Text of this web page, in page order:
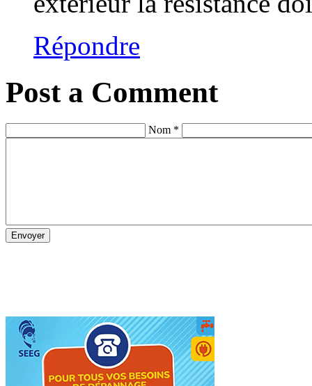
Répondre
Post a Comment
Nom *